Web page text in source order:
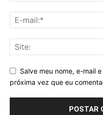
Salve meu nome, e-mail
próxima vez que eu